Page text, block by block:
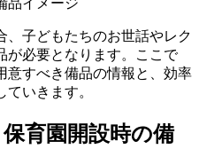
、子どもたちのお世話やレク
が必要となります。ここで
意すべき備品の情報と、効率
いきます。
育園開設時の備